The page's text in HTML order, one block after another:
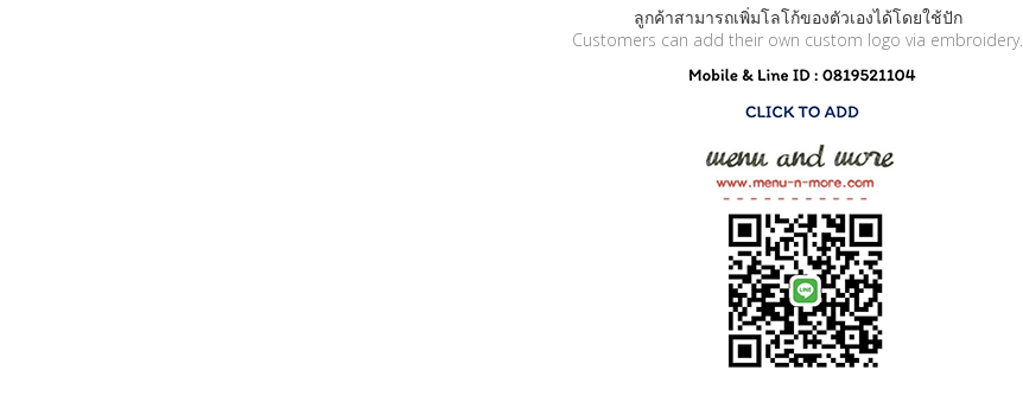
ลูกค้าสามารถเพิ่มโลโก้ของตัวเองได้โดยใช้ปัก
Customers can add their own custom logo via embroidery.